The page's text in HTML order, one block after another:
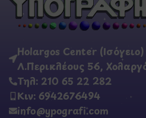
Holargos Center (Ισόγειο)
Λ.Περικλέους 56,
Τηλ: 210 65 22 282
Κιν: 6942676494
info@ypografi.com